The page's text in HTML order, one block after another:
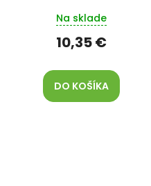
Na sklade
10,35 €
DO KOŠÍKA